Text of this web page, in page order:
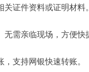
关证件资料或证明材料
无需亲临现场，方便快
支持网银快速转账。